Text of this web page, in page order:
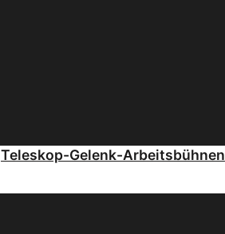
Teleskop-Gelenk-Arbeitsbühnen